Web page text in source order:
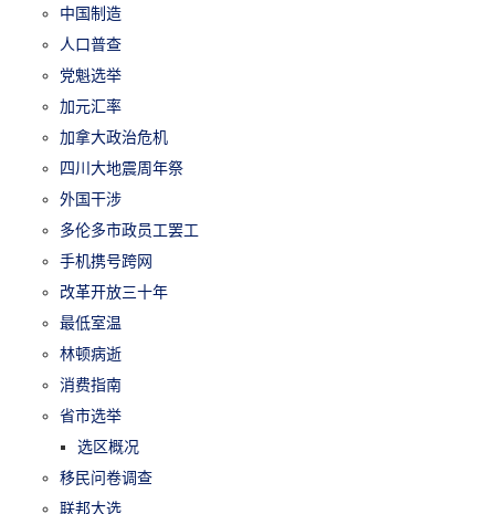
中国制造
人口普查
党魁选举
加元汇率
加拿大政治危机
四川大地震周年祭
外国干涉
多伦多市政员工罢工
手机携号跨网
改革开放三十年
最低室温
林顿病逝
消费指南
省市选举
选区概况
移民问卷调查
联邦大选